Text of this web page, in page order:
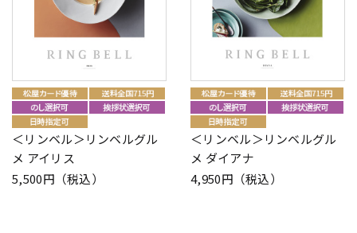
＜リンベル＞リンベルグル
メ アイリス
5,500円（税込）
＜リンベル＞リンベルグル
メ ダイアナ
4,950円（税込）